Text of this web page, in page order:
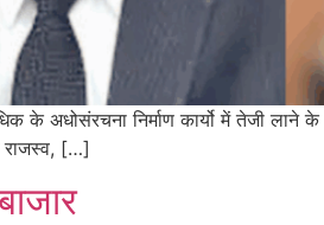
अधोसंरचना निर्माण कार्यो में तेजी लाने
राजस्व, […]